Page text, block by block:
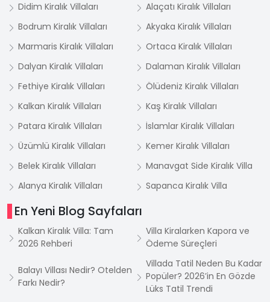
Didim Kiralık Villaları
Alaçatı Kiralık Villaları
Bodrum Kiralık Villaları
Akyaka Kiralık Villaları
Marmaris Kiralık Villaları
Ortaca Kiralık Villaları
Dalyan Kiralık Villaları
Dalaman Kiralık Villaları
Fethiye Kiralık Villaları
Ölüdeniz Kiralık Villaları
Kalkan Kiralık Villaları
Kaş Kiralık Villaları
Patara Kiralık Villaları
İslamlar Kiralık Villaları
Üzümlü Kiralık Villaları
Kemer Kiralık Villaları
Belek Kiralık Villaları
Manavgat Side Kiralık Villa
Alanya Kiralık Villaları
Sapanca Kiralık Villa
En Yeni Blog Sayfaları
Kalkan Kiralık Villa: Tam
2026 Rehberi
Villa Kiralarken Kapora ve
Ödeme Süreçleri
Balayı Villası Nedir? Otelden
Farkı Nedir?
Villada Tatil Neden Bu Kadar
Popüler? 2026’in En Gözde
Lüks Tatil Trendi